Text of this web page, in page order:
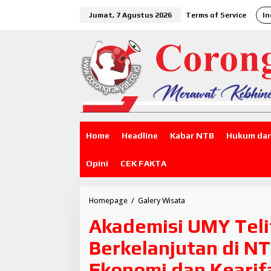
Jumat, 7 Agustus 2026 Terms of Service
Home Headline Kabar NTB Hukum
Opini CEK FAKTA
Homepage / Galery Wisata
a
d
e
m
i
Akademisi UMY
Berkelanjutan di